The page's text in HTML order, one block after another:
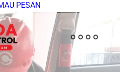
PESAN